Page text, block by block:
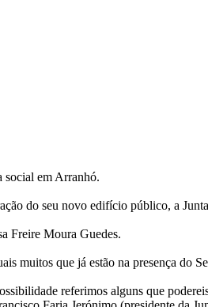
social em Arranhó.
do seu novo edifício público, a
Freire Moura Guedes.
muitos que já estão na presença do
referimos alguns que